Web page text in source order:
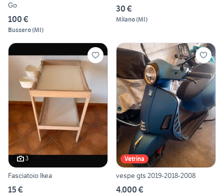
Go
100 €
Bussero(MI)
30 €
Milano(MI)
3
Fasciatoio Ikea
15 €
Vetrina
vespe gts 2019-2018-2008
4.000 €